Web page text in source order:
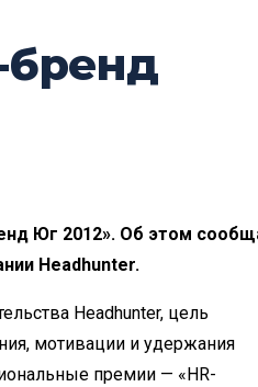
бренд
Юг 2012». Об этом
Headhunter.
Headhunter, цель
мотивации и удержания
премии — «HR-